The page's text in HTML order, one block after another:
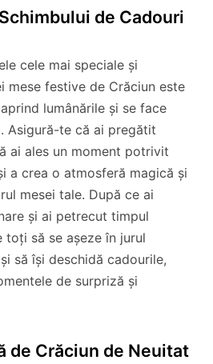
de Cadouri
cele mai speciale și
mese festive de Crăciun este
lumânările și se face
Asigură-te că ai pregătit
ai ales un moment potrivit
a crea o atmosferă magică și
mesei tale. După ce ai
și ai petrecut timpul
să se așeze în jurul
să își deschidă cadourile,
de surpriză și
de Crăciun de Neuitat